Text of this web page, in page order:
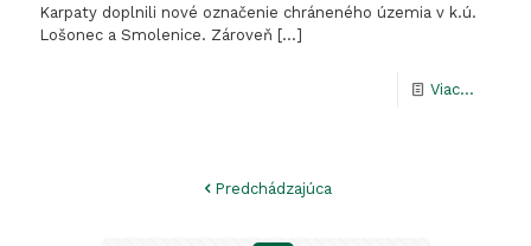
Karpaty doplnili nové označenie chráneného územia v k.ú.
Lošonec a Smolenice. Zároveň […]
Viac...
Predchádzajúca